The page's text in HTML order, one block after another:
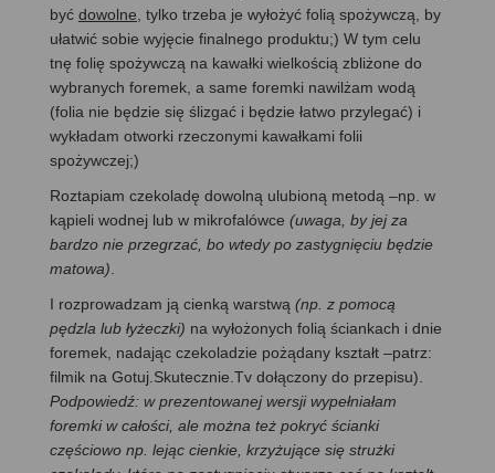
być dowolne , tylko trzeba je wyłożyć folią spożywczą, by
ułatwić sobie wyjęcie finalnego produktu;) W tym celu
tnę folię spożywczą na kawałki wielkością zbliżone do
wybranych foremek, a same foremki nawilżam wodą
(folia nie będzie się ślizgać i będzie łatwo przylegać) i
wykładam otworki rzeczonymi kawałkami folii
spożywczej;)
Roztapiam czekoladę dowolną ulubioną metodą –np. w
kąpieli wodnej lub w mikrofalówce (uwaga, by jej za
bardzo nie przegrzać, bo wtedy po zastygnięciu będzie
matowa)
I rozprowadzam ją cienką warstwą (np. z pomocą
pędzla lub łyżeczki) na wyłożonych folią ściankach i dnie
foremek, nadając czekoladzie pożądany kształt –patrz:
filmik na Gotuj.Skutecznie.Tv dołączony do przepisu).
Podpowiedź: w prezentowanej wersji wypełniałam
foremki w całości, ale można też pokryć ścianki
częściowo np. lejąc cienkie, krzyżujące się strużki